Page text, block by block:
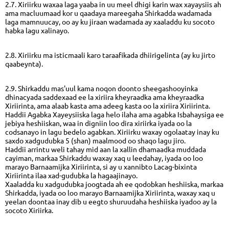
2.7. Xiriirku waxaa laga yaaba in uu meel dhigi karin wax xayaysiis ah
ama macluumaad kor u qaadaya mareegaha Shirkadda wadamada
laga mamnuucay, oo ay ku jiraan wadamada ay xaaladdu ku socoto
habka lagu xalinayo.
2.8. Xiriirku ma isticmaali karo taraafikada dhiirigelinta (ay ku jirto
qaabeynta).
2.9. Shirkaddu mas'uul kama noqon doonto sheegashooyinka
dhinacyada saddexaad ee la xiriira kheyraadka ama kheyraadka
Xiriirinta, ama alaab kasta ama adeeg kasta oo la xiriira Xiriirinta.
Haddii Agabka Xayeysiiska laga helo ilaha ama agabka Isbahaysiga ee
jebiya heshiiskan, waa in digniin loo dira xiriirka iyada oo la
codsanayo in lagu bedelo agabkan. Xiriirku waxay ogolaatay inay ku
saxdo xadgudubka 5 (shan) maalmood oo shaqo lagu jiro.
Haddii arrintu weli tahay mid aan la xallin dhamaadka muddada
cayiman, markaa Shirkaddu waxay xaq u leedahay, iyada oo loo
marayo Barnaamijka Xiriirinta, si ay u xannibto Lacag-bixinta
Xiriirinta ilaa xad-gudubka la hagaajinayo.
Xaaladda ku xadgudubka joogtada ah ee qodobkan heshiiska, markaa
Shirkadda, iyada oo loo marayo Barnaamijka Xiriirinta, waxay xaq u
yeelan doontaa inay dib u eegto shuruudaha heshiiska iyadoo ay la
socoto Xiriirka.